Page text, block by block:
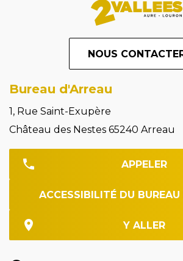
NOUS
Bureau d'Arreau
1, Rue Saint-Exupère
Château des Nestes 65240 Arreau
APPELER
ACCESSIBILITÉ DU BUREAU
Y ALLER